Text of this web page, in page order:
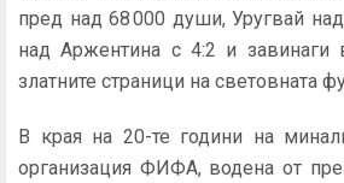
пред над 68 000 души, Уругвай
над Аржентина с 4:2 и завинаги
златните страници на световната
В края на 20-те години на
организация ФИФА, водена от